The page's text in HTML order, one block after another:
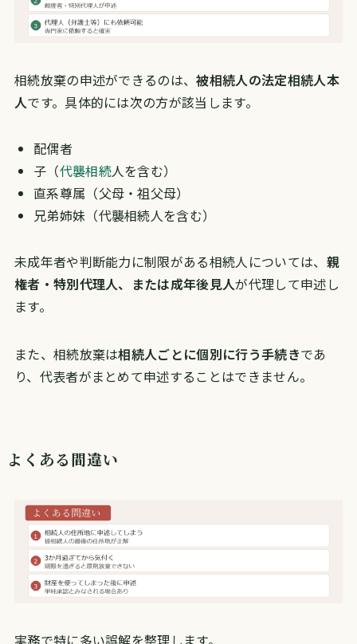
相続放棄の申述ができるのは、被相続人の法定相続人本
人です。具体的には次の方が該当します。
配偶者
子（代襲相続人を含む）
直系尊属（父母・祖父母）
兄弟姉妹（代襲相続人を含む）
未成年者や判断能力に制限がある相続人については、 親
権者・特別代理人、または成年後見人が代理して申述し
ます。
また、相続放棄は相続人ごとに個別に行う手続きであ
り、代表者がまとめて申述することはできません。
よくある間違い